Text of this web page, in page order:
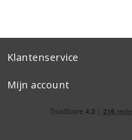
Klantenservice
Mijn account